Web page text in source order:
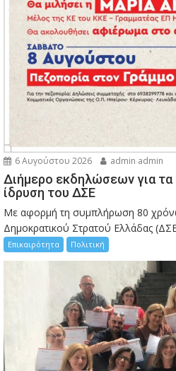
6 Αυγούστου 2026 admin admin
Διήμερο εκδηλώσεων για τα
ίδρυση του ΔΣΕ
Με αφορμή τη συμπλήρωση 80
Δημοκρατικού Στρατού Ελλάδας
Επικαιρότητα Πολιτική